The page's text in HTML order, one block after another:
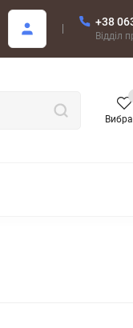
+38
Відділ